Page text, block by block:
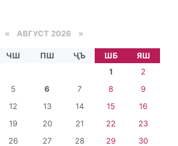
« АВГУСТ 2026 »
ЧШ ПШ ҶЪ ШБ
ЯШ
1
2
5 6 7 8
9
12 13 14 15
16
19 20 21 22
23
26 27 28 29
30